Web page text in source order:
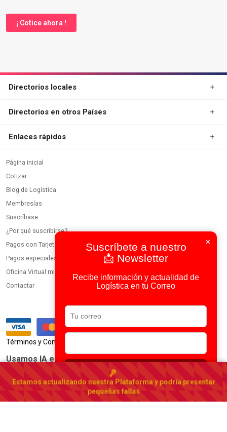
¡ Cotice ahora !
×
Suscríbete a nuestro
📩 Newsletter
Recibe información y actualidad de
Logística en tu Correo
Suscribirse
Directorios locales
Directorios en otros Países
Enlaces rápidos
Página inicial
Cotizar
Blog de Logística
Membresías
Suscríbase
¿Por qué suscribirse?
Pagos con Tarjeta
Pagos especiales
Oficina Virtual miembros
Contactar
Términos y Condiciones
Usamos IA en todos nuestros procesos
Portal Logístico de España
España▾
© 2023-2026 DirectorioDeCarga.com
Estamos actualizando nuestra Plataforma y podría presentar
pequeñas fallas